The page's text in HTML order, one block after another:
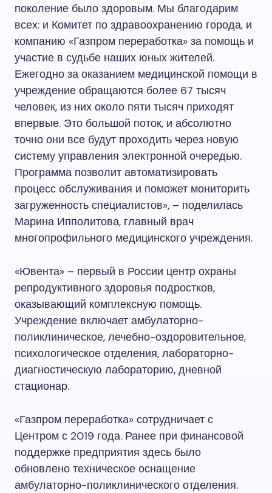
поколение было здоровым. Мы благодарим
всех: и Комитет по здравоохранению города, и
компанию «Газпром переработка» за помощь и
участие в судьбе наших юных жителей.
Ежегодно за оказанием медицинской помощи в
учреждение обращаются более 67 тысяч
человек, из них около пяти тысяч приходят
впервые. Это большой поток, и абсолютно
точно они все будут проходить через новую
систему управления электронной очередью.
Программа позволит автоматизировать
процесс обслуживания и поможет мониторить
загруженность специалистов», – поделилась
Марина Ипполитова, главный врач
многопрофильного медицинского учреждения.
«Ювента» – первый в России центр охраны
репродуктивного здоровья подростков,
оказывающий комплексную помощь.
Учреждение включает амбулаторно-
поликлиническое, лечебно-оздоровительное,
психологическое отделения, лабораторно-
диагностическую лабораторию, дневной
стационар.
«Газпром переработка» сотрудничает с
Центром с 2019 года. Ранее при финансовой
поддержке предприятия здесь было
обновлено техническое оснащение
амбулаторно-поликлинического отделения.